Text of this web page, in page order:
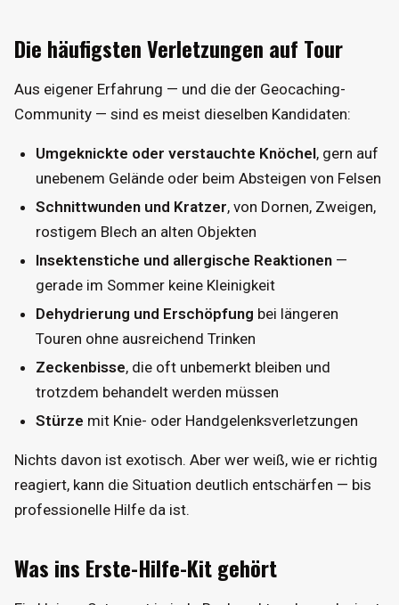
Die häufigsten Verletzungen auf Tour
Aus eigener Erfahrung — und die der Geocaching-
Community — sind es meist dieselben Kandidaten:
Umgeknickte oder verstauchte Knöchel, gern auf
unebenem Gelände oder beim Absteigen von Felsen
Schnittwunden und Kratzer, von Dornen, Zweigen,
rostigem Blech an alten Objekten
Insektenstiche und allergische Reaktionen —
gerade im Sommer keine Kleinigkeit
Dehydrierung und Erschöpfung bei längeren
Touren ohne ausreichend Trinken
Zeckenbisse, die oft unbemerkt bleiben und
trotzdem behandelt werden müssen
Stürze mit Knie- oder Handgelenksverletzungen
Nichts davon ist exotisch. Aber wer weiß, wie er richtig
reagiert, kann die Situation deutlich entschärfen — bis
professionelle Hilfe da ist.
Was ins Erste-Hilfe-Kit gehört